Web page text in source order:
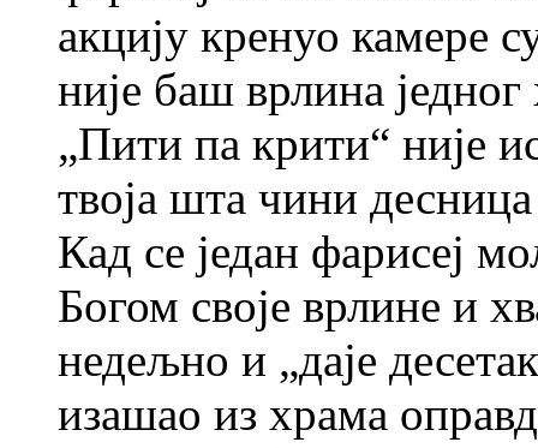
акцију кренуо камере
није баш врлина
„Пити па крити“ није
твоја шта чини десница
Кад се један фарисеј
Богом своје врлине и
недељно и „даје
изашао из храма